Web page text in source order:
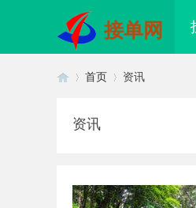
接单网
首页 资讯
资讯